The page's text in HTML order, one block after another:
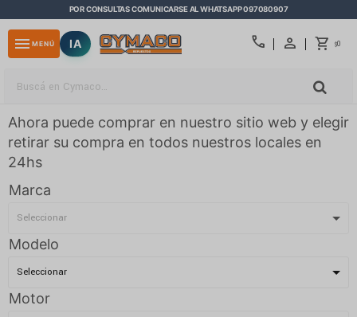
POR CONSULTAS COMUNICARSE AL WHATSAPP 097080907
call $0
menu MENÚ IA
Ahora puede comprar en nuestro sitio web y elegir
retirar su compra en todos nuestros locales en
24hs
Marca
Modelo
Motor
close